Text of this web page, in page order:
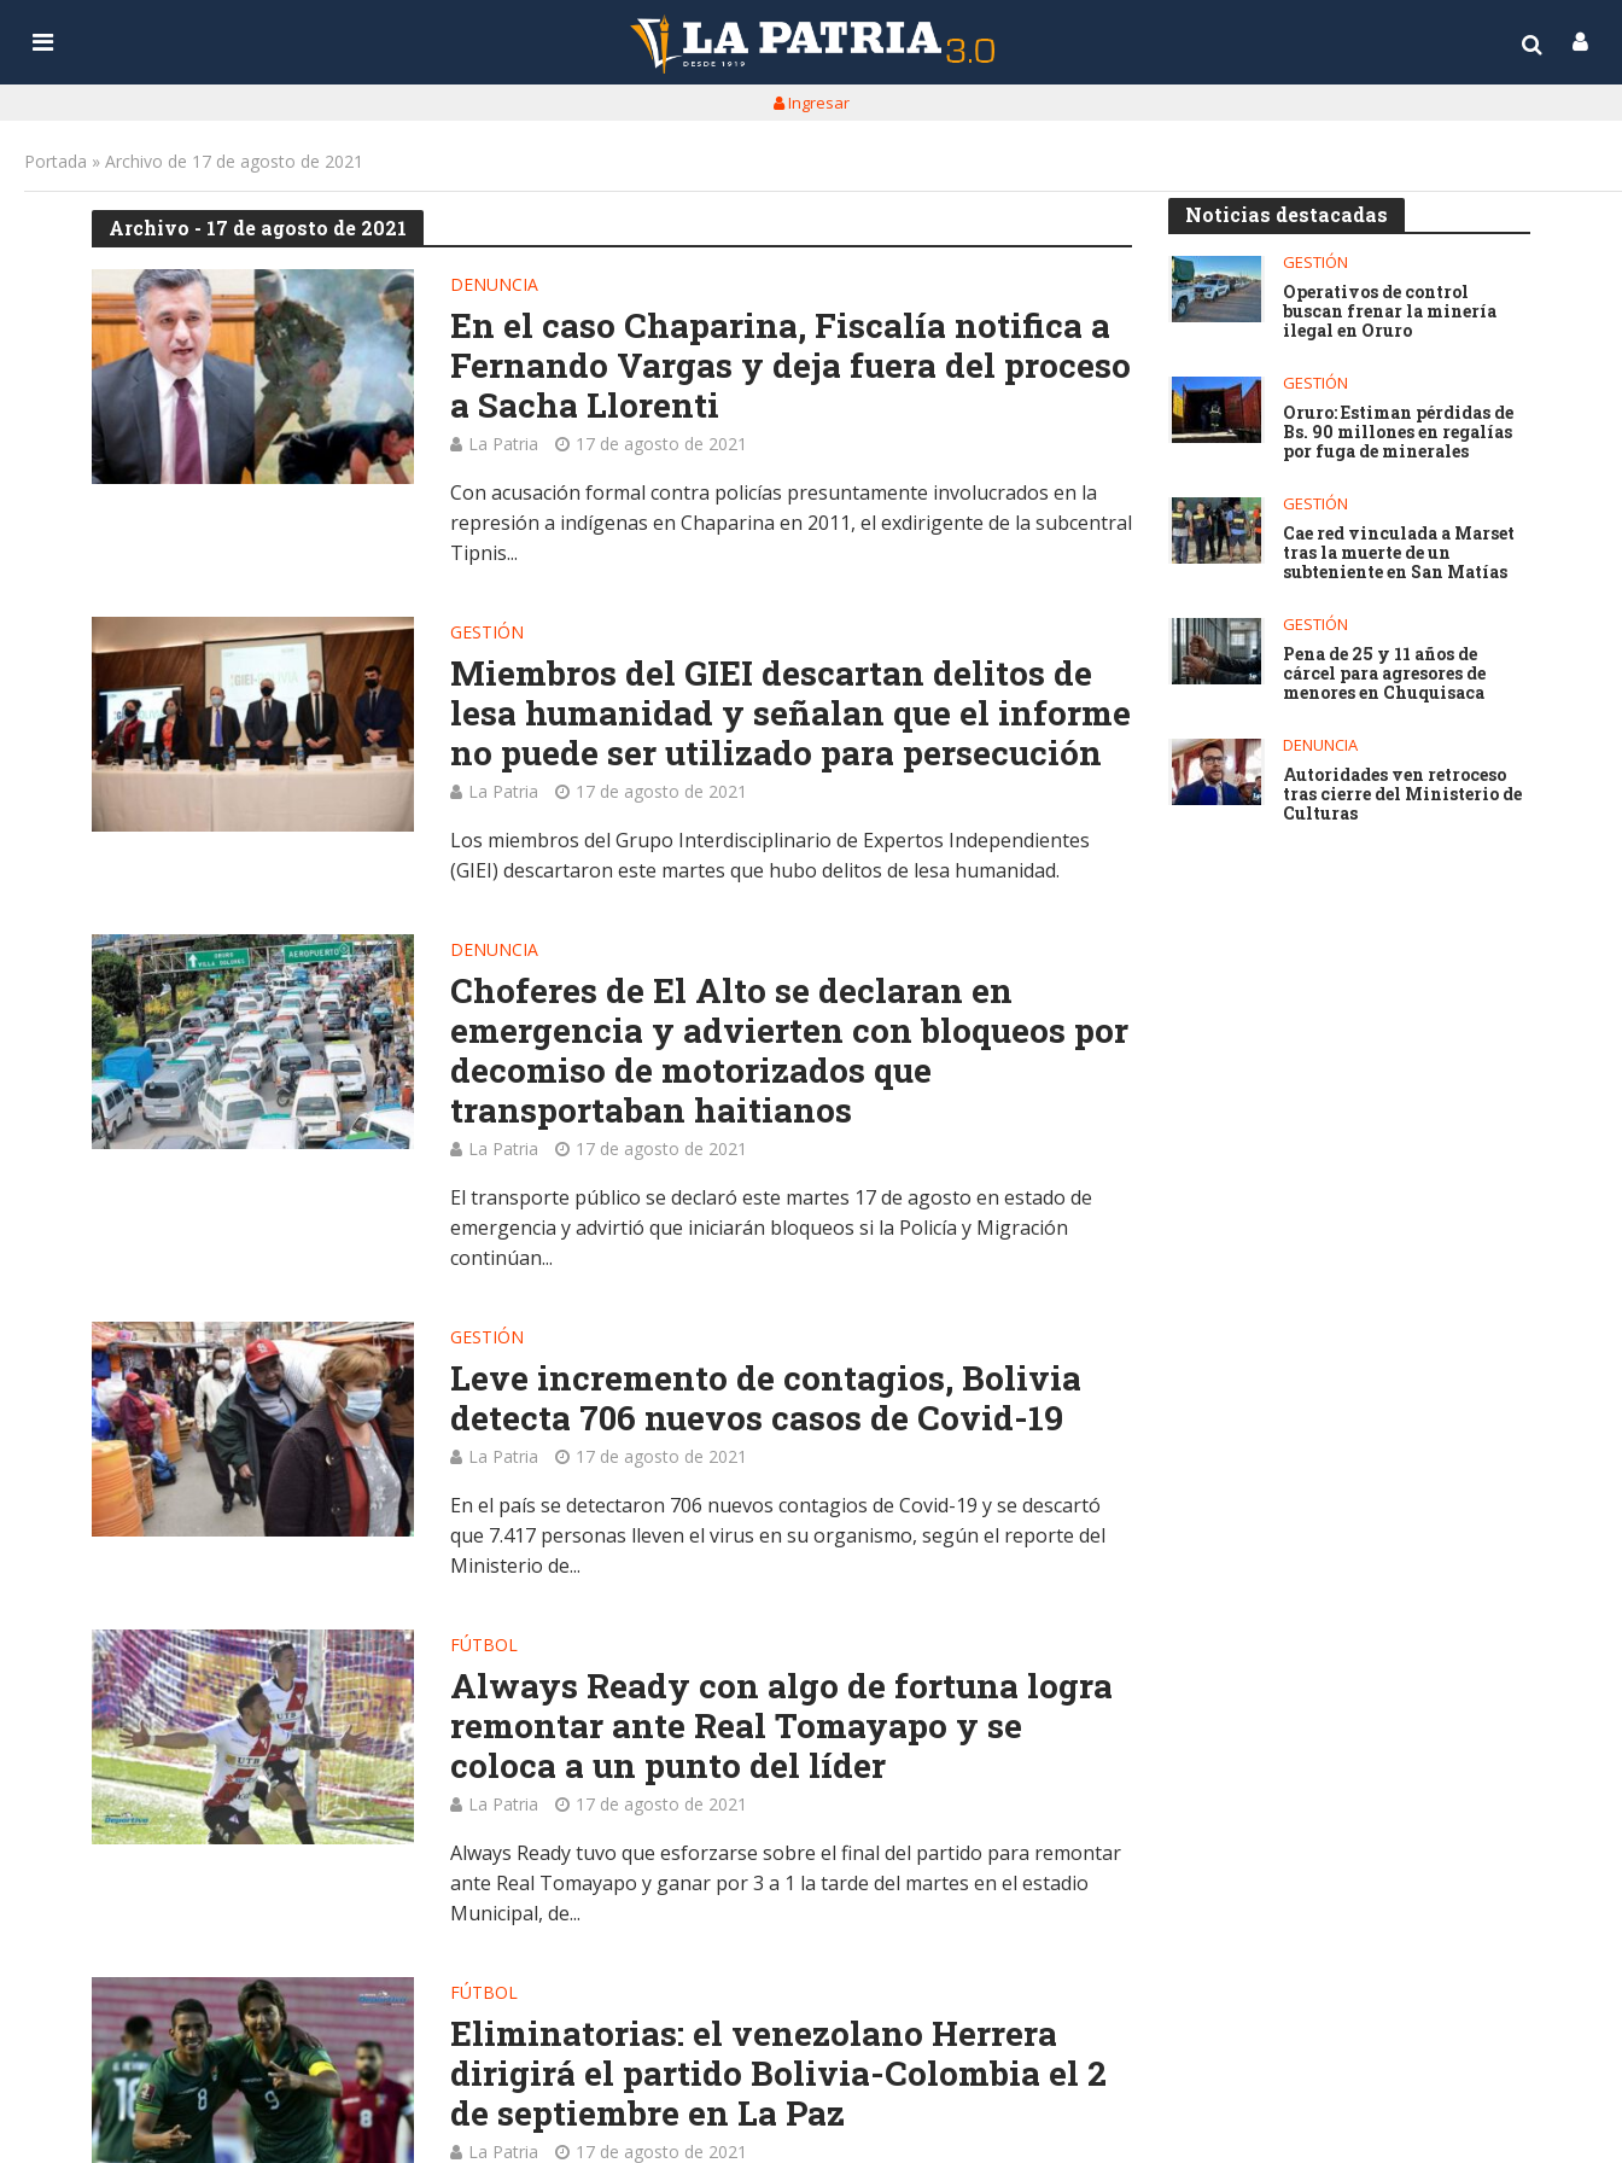
Ingresar
Portada » Archivo de 17 de agosto de 2021
Archivo - 17 de agosto de 2021
DENUNCIA
En el caso Chaparina, Fiscalía notifica a
Fernando Vargas y deja fuera del proceso
a Sacha Llorenti
La Patria 17 de agosto de 2021
Con acusación formal contra policías presuntamente involucrados en la
represión a indígenas en Chaparina en 2011, el exdirigente de la subcentral
Tipnis...
GESTIÓN
Miembros del GIEI descartan delitos de
lesa humanidad y señalan que el informe
no puede ser utilizado para persecución
La Patria 17 de agosto de 2021
Los miembros del Grupo Interdisciplinario de Expertos Independientes
(GIEI) descartaron este martes que hubo delitos de lesa humanidad.
DENUNCIA
Choferes de El Alto se declaran en
emergencia y advierten con bloqueos por
decomiso de motorizados que
transportaban haitianos
La Patria 17 de agosto de 2021
El transporte público se declaró este martes 17 de agosto en estado de
emergencia y advirtió que iniciarán bloqueos si la Policía y Migración
continúan...
GESTIÓN
Leve incremento de contagios, Bolivia
detecta 706 nuevos casos de Covid-19
La Patria 17 de agosto de 2021
En el país se detectaron 706 nuevos contagios de Covid-19 y se descartó
que 7.417 personas lleven el virus en su organismo, según el reporte del
Ministerio de...
FÚTBOL
Always Ready con algo de fortuna logra
remontar ante Real Tomayapo y se
coloca a un punto del líder
La Patria 17 de agosto de 2021
Always Ready tuvo que esforzarse sobre el final del partido para remontar
ante Real Tomayapo y ganar por 3 a 1 la tarde del martes en el estadio
Municipal, de...
FÚTBOL
Eliminatorias: el venezolano Herrera
dirigirá el partido Bolivia-Colombia el 2
de septiembre en La Paz
La Patria 17 de agosto de 2021
Noticias destacadas
GESTIÓN
Operativos de control
buscan frenar la minería
ilegal en Oruro
GESTIÓN
Oruro: Estiman pérdidas de
Bs. 90 millones en regalías
por fuga de minerales
GESTIÓN
Cae red vinculada a Marset
tras la muerte de un
subteniente en San Matías
GESTIÓN
Pena de 25 y 11 años de
cárcel para agresores de
menores en Chuquisaca
DENUNCIA
Autoridades ven retroceso
tras cierre del Ministerio de
Culturas